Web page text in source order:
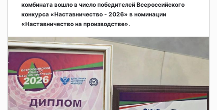
комбината вошло в число победителей Всероссийского
конкурса «Наставничество - 2026» в номинации
«Наставничество на производстве».